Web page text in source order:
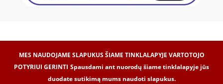
MES NAUDOJAME SLAPUKUS ŠIAME TINKLALAPYJE VARTOTOJO
POTYRIUI GERINTI Spausdami ant nuorodų šiame tinklalapyje jūs
duodate sutikimą mums naudoti slapukus.